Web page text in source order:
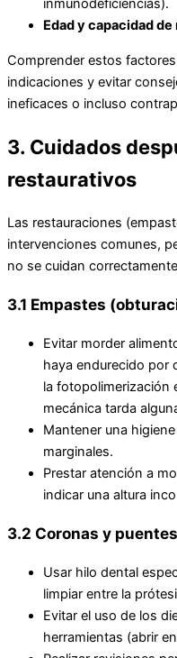
inmunodeficiencias).
Edad y capacidad
Comprender estos
indicaciones y evitar
ineficaces o incluso
3. Cuidados
restaurativos
Las restauraciones
intervenciones comunes,
no se cuidan
3.1 Empastes
Evitar morder
haya endurecido por
la fotopolimerización
mecánica tarda
Mantener una
marginales.
Prestar atención a
indicar una altura
3.2 Coronas y puentes
Usar hilo dental
limpiar entre la
Evitar el uso de los
herramientas (abrir